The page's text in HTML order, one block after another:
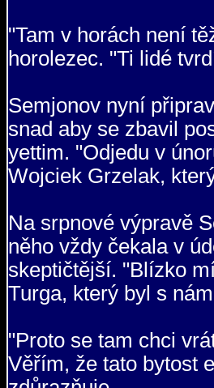
"Tam v horách není
horolezec. "Ti lidé
Semjonov nyní
snad aby se zbavil
yettim. "Odjedu v
Wojciek Grzelak,
Na srpnové výpravě
něho vždy čekala v
skeptičtější. "Blízko
Turga, který byl s
"Proto se tam chci
Věřím, že tato bytost